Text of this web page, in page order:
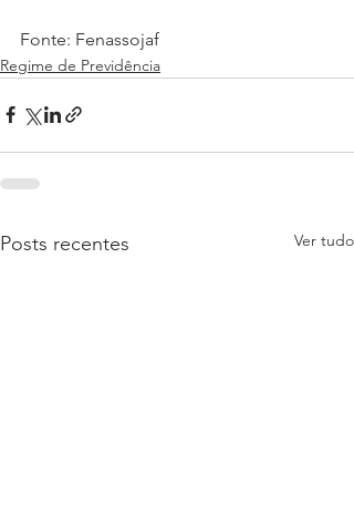
Fonte: Fenassojaf
Regime de Previdência
Posts recentes Ver tudo